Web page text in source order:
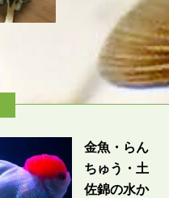
金魚・らん
ちゅう・土
佐錦の水か